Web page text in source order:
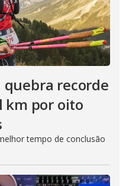
recorde
km por oito
tempo de conclusão